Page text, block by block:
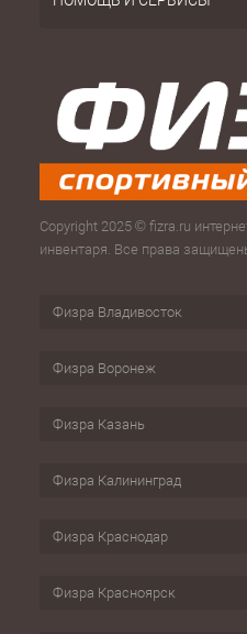
Copyright 2025 © fizra.ru
инвентаря. Все права
Физра Владивосток
Физра Воронеж
Физра Казань
Физра Калининград
Физра Краснодар
Физра Красноярск